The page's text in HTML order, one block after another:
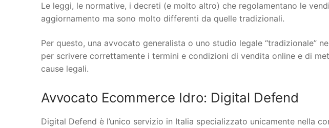
Le leggi, le normative, i decreti (e molto altro) che regolamentano le
aggiornamento ma sono molto differenti da quelle tradizionali.
Per questo, una avvocato generalista o uno studio legale “tradizionale”
per scrivere correttamente i termini e condizioni di vendita online e di
cause legali.
Avvocato Ecommerce Idro: Digital Defend
Digital Defend è l’unico servizio in Italia specializzato unicamente nella